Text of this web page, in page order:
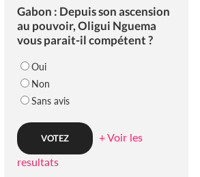
Gabon : Depuis son ascension
au pouvoir, Oligui Nguema
vous parait-il compétent ?
Oui
Non
Sans avis
+ Voir les
resultats